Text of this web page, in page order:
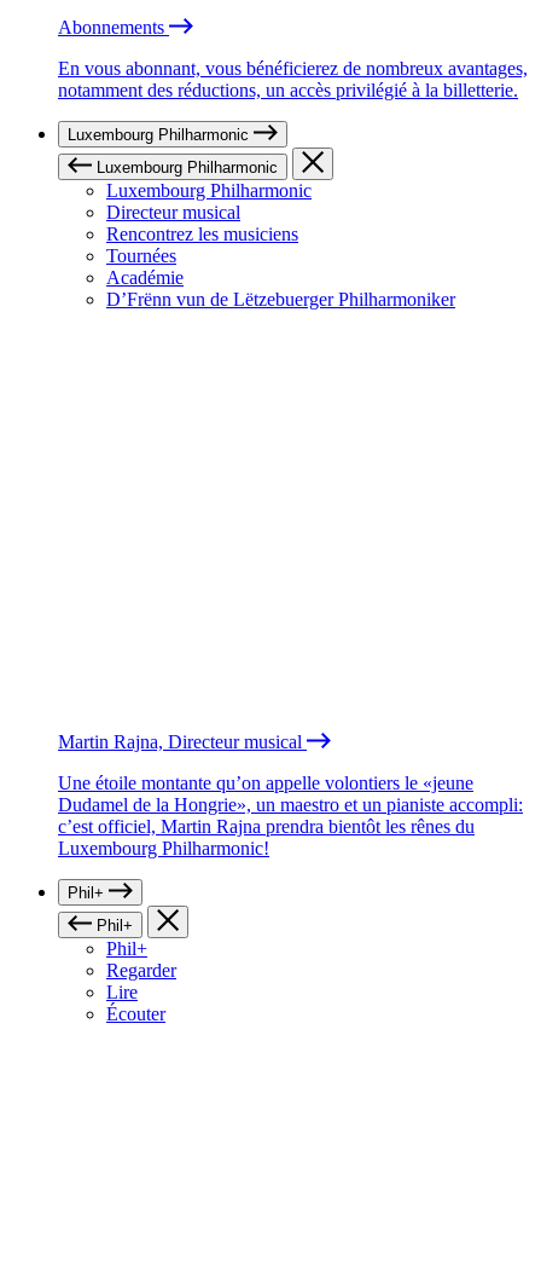
Abonnements
En vous abonnant, vous bénéficierez de nombreux avantages,
notamment des réductions, un accès privilégié à la billetterie.
Luxembourg Philharmonic
Luxembourg Philharmonic
Luxembourg Philharmonic
Directeur musical
Rencontrez les musiciens
Tournées
Académie
D’Frënn vun de Lëtzebuerger Philharmoniker
Martin Rajna, Directeur musical
Une étoile montante qu’on appelle volontiers le «jeune
Dudamel de la Hongrie», un maestro et un pianiste accompli:
c’est officiel, Martin Rajna prendra bientôt les rênes du
Luxembourg Philharmonic!
Phil+
Phil+
Phil+
Regarder
Lire
Écouter